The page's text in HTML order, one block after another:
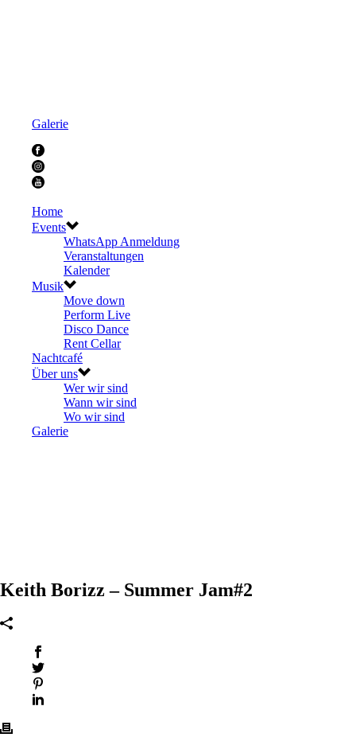
Galerie
Home
Events
WhatsApp Anmeldung
Veranstaltungen
Kalender
Musik
Move down
Perform Live
Disco Dance
Rent Cellar
Nachtcafé
Über uns
Wer wir sind
Wann wir sind
Wo wir sind
Galerie
Keith Borizz – Summer Jam#2